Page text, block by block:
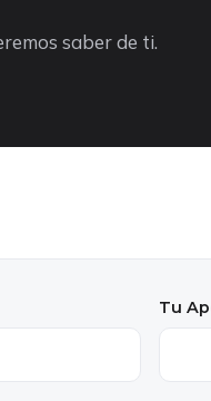
saber de ti.
Tu